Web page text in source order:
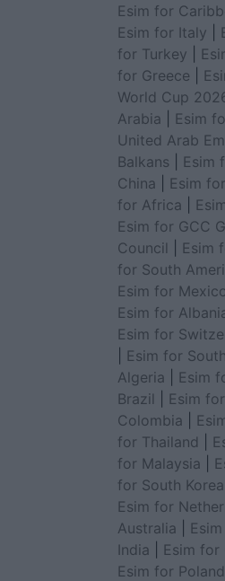
Esim for
Esim for Italy
for Turkey
for Greece
World Cup
Arabia
Esim
United Arab
Balkans
Esim
China
Esim
for Africa
Esim for GCC
Council
Esim
for South
Esim for
Esim for
Esim for
Esim for
Algeria
Esim
Brazil
Esim
Colombia
for Thailand
for Malaysia
for South Korea
Esim for
Australia
India
Esim for
Esim for Poland